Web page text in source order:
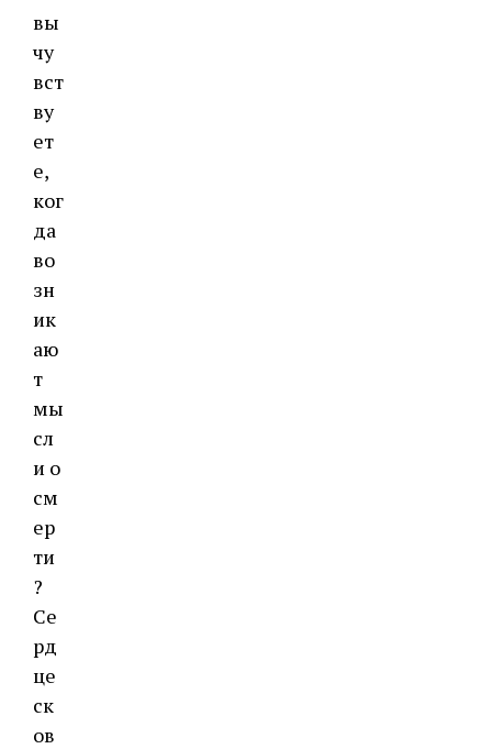
вы
чу
вст
ву
ет
е,
ког
да
во
зн
ик
аю
т
мы
сл
и о
см
ер
ти
?
Се
рд
це
ск
ов